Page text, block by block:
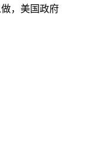
，美国政府